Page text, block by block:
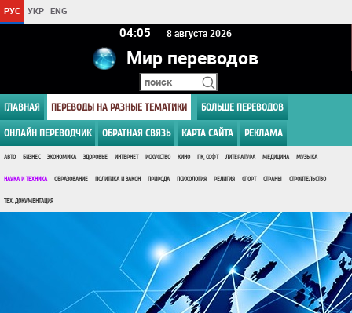
РУС УКР ENG
04 05 8 августа 2026
Мир переводов
ГЛАВНАЯ ПЕРЕВОДЫ НА РАЗНЫЕ ТЕМАТИКИ БОЛЬШЕ ПЕРЕВОДОВ
ОНЛАЙН ПЕРЕВОДЧИК ОБРАТНАЯ СВЯЗЬ КАРТА САЙТА РЕКЛАМА
АВТО БИЗНЕС ЭКОНОМИКА ЗДОРОВЬЕ ИНТЕРНЕТ ИСКУССТВО КИНО ПК, СОФТ ЛИТЕРАТУРА МЕДИЦИНА МУЗЫКА
НАУКА И ТЕХНИКА ОБРАЗОВАНИЕ ПОЛИТИКА И ЗАКОН ПРИРОДА ПСИХОЛОГИЯ РЕЛИГИЯ СПОРТ СТРАНЫ СТРОИТЕЛЬСТВО
ТЕХ. ДОКУМЕНТАЦИЯ